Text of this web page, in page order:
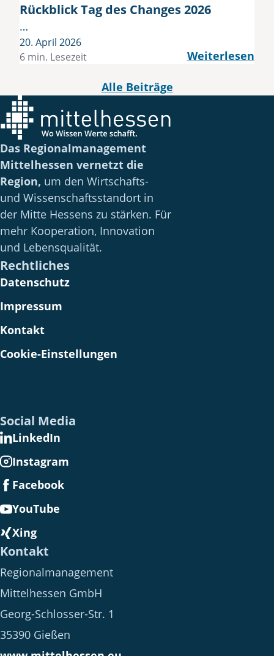
Rückblick Tag des Changes 2026
…
20. April 2026
6 min. Lesezeit
Weiterlesen
Alle Beiträge
Das Regionalmanagement
Mittelhessen vernetzt die
Region, um den Wirtschafts-
und Wissenschaftsstandort in
der Mitte Hessens zu stärken. Für
mehr Kooperation, Innovation
und Lebensqualität.
Rechtliches
Datenschutz
Impressum
Kontakt
Cookie-Einstellungen
Social Media
LinkedIn
Instagram
Facebook
YouTube
Xing
Kontakt
Regionalmanagement
Mittelhessen GmbH
Georg-Schlosser-Str. 1
35390 Gießen